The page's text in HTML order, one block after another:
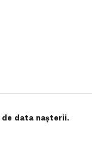
data nașterii.